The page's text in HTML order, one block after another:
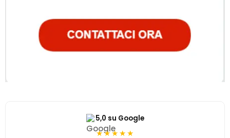
5,0 su Google
★★★★★